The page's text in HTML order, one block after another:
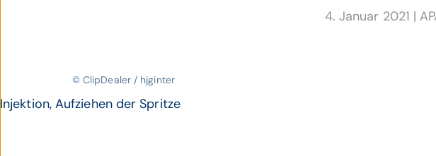
4. Januar 2021 |
© ClipDealer / hjginter
Injektion, Aufziehen der Spritze